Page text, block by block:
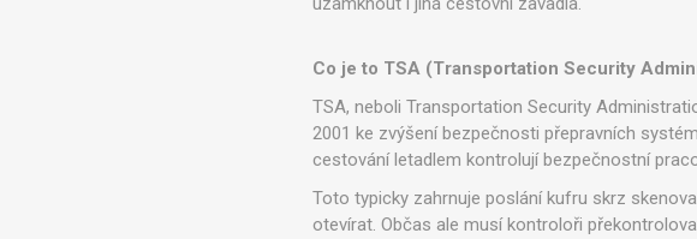
Co je to TSA (Transportation Security
TSA, neboli Transportation Security
2001 ke zvýšení bezpečnosti přepravních
cestování letadlem kontrolují bezpečnostní
Toto typicky zahrnuje poslání kufru skrz
otevírat. Občas ale musí kontroloři